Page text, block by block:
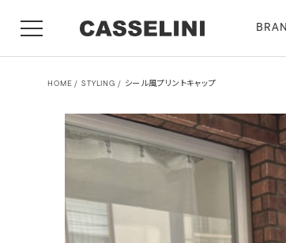
HOME STYLING シール風プリントキャップ